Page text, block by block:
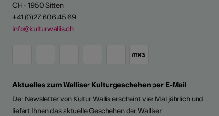
CH - 1950 Sitten
+41 (0)27 606 45 69
info@kulturwallis.ch
Aktuelles zum Walliser Kulturgeschehen per E-Mail
Der Newsletter von Kultur Wallis erscheint vier Mal jährlich und
liefert Ihnen das aktuelle Geschehen der Walliser